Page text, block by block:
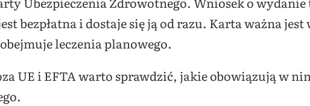
bezpłatna i dostaje się ją od razu. Karta ważna jest
leczenia planowego.
UE i EFTA warto sprawdzić, jakie obowiązują w